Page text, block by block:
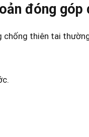
đóng
chống thiên tai